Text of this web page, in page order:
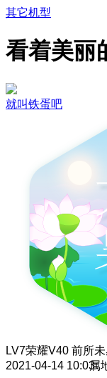
其它机型
看着美丽
就叫铁蛋吧
LV7荣耀V40 前所
2021-04-14 10:03属